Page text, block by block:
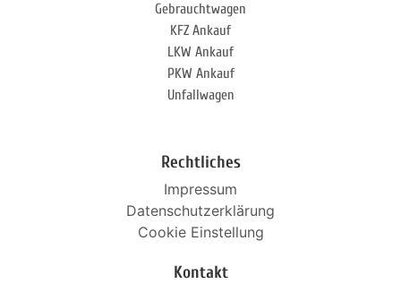
Gebrauchtwagen
KFZ Ankauf
LKW Ankauf
PKW Ankauf
Unfallwagen
Rechtliches
Impressum
Datenschutzerklärung
Cookie Einstellung
Kontakt